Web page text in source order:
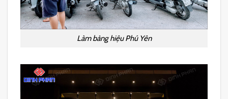
Làm bảng hiệu Phú Yên